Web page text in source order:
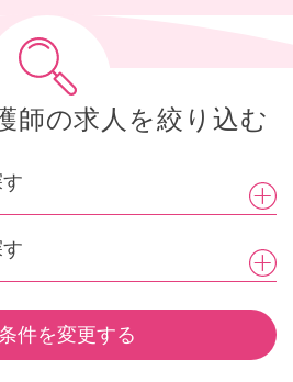
師の求人を絞り込む
件を変更する